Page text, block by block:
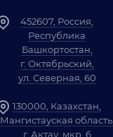
452607, Россия,
Республика
Башкортостан,
г. Октябрьский,
ул. Северная, 60
130000, Казахстан,
Мангистауская область,
г. Актау, мкр. 6